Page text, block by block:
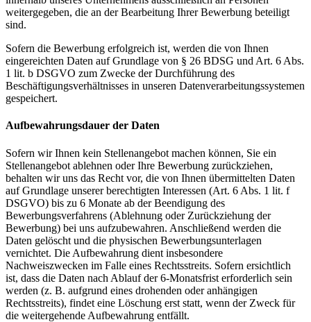
weitergegeben, die an der Bearbeitung Ihrer Bewerbung beteiligt
sind.
Sofern die Bewerbung erfolgreich ist, werden die von Ihnen
eingereichten Daten auf Grundlage von § 26 BDSG und Art. 6 Abs.
1 lit. b DSGVO zum Zwecke der Durchführung des
Beschäftigungsverhältnisses in unseren Datenverarbeitungssystemen
gespeichert.
Aufbewahrungsdauer der Daten
Sofern wir Ihnen kein Stellenangebot machen können, Sie ein
Stellenangebot ablehnen oder Ihre Bewerbung zurückziehen,
behalten wir uns das Recht vor, die von Ihnen übermittelten Daten
auf Grundlage unserer berechtigten Interessen (Art. 6 Abs. 1 lit. f
DSGVO) bis zu 6 Monate ab der Beendigung des
Bewerbungsverfahrens (Ablehnung oder Zurückziehung der
Bewerbung) bei uns aufzubewahren. Anschließend werden die
Daten gelöscht und die physischen Bewerbungsunterlagen
vernichtet. Die Aufbewahrung dient insbesondere
Nachweiszwecken im Falle eines Rechtsstreits. Sofern ersichtlich
ist, dass die Daten nach Ablauf der 6-Monatsfrist erforderlich sein
werden (z. B. aufgrund eines drohenden oder anhängigen
Rechtsstreits), findet eine Löschung erst statt, wenn der Zweck für
die weitergehende Aufbewahrung entfällt.